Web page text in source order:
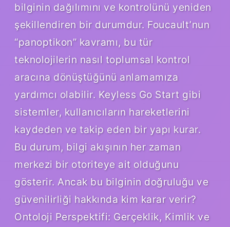
bilginin dağılımını ve kontrolünü yeniden
şekillendiren bir durumdur. Foucault’nun
“panoptikon” kavramı, bu tür
teknolojilerin nasıl toplumsal kontrol
aracına dönüştüğünü anlamamıza
yardımcı olabilir. Keyless Go Start gibi
sistemler, kullanıcıların hareketlerini
kaydeden ve takip eden bir yapı kurar.
Bu durum, bilgi akışının her zaman
merkezi bir otoriteye ait olduğunu
gösterir. Ancak bu bilginin doğruluğu ve
güvenilirliği hakkında kim karar verir?
Ontoloji Perspektifi: Gerçeklik, Kimlik ve